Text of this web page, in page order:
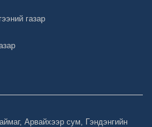
газар
Арвайхээр сум, Гэндэнгийн